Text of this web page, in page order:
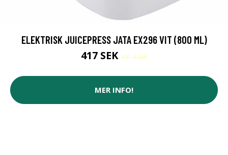
ELEKTRISK JUICEPRESS JATA EX296 VIT (800 ML)
417 SEK441.6 SEK
MER INFO!